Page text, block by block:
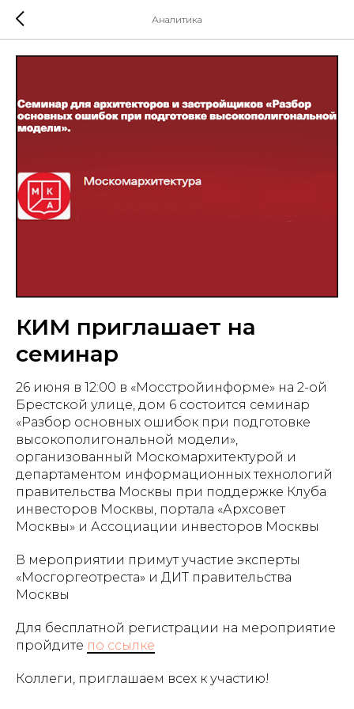
Аналитика
КИМ приглашает на
семинар
26 июня в 12:00 в «Мосстройинформе» на 2-ой
Брестской улице, дом 6 состоится семинар
«Разбор основных ошибок при подготовке
высокополигональной модели»,
организованный Москомархитектурой и
департаментом информационных технологий
правительства Москвы при поддержке Клуба
инвесторов Москвы, портала «Архсовет
Москвы» и Ассоциации инвесторов Москвы
В мероприятии примут участие эксперты
«Мосгоргеотреста» и ДИТ правительства
Москвы
Для бесплатной регистрации на мероприятие
пройдите по ссылке
Коллеги, приглашаем всех к участию!